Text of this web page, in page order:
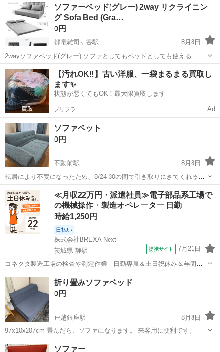
理解のある方よろしくお願い致します。 幅123センチ 全体の高さ約65
センチ 奥行き約70セン...
東京 三鷹市 ベッド
ソファーベッド(グレー) 2way リクライニン
グ Sofa Bed (Gra…
0円
都電雑司ヶ谷駅
8月8日
2wayソファベッド(グレー) ソファとしてもベッドとしても使える、リ
クライニング式のソファベッドです。 クッション2個付き。カバーは
取り外して洗濯可能です。 【サイズ】 ソファ時:幅130cm×奥行60cm×
高さ68c...
東京 豊島区 都電雑司ヶ谷駅 ベッド
【汚れOK‼️】古い洋服、一袋まるまる買取し
ます✨
状態が悪くてもOK！最大限買取します
プリフラ Ad
ソファベット
0円
不動前駅
8月8日
転居により不要になったため、8/24-30の間で引き取りにきてくれる方
を優先にお譲りします。 140×70cm
東京 品川区 不動前駅 ベッド
≪月収22万円・派遣社員≫電子部品系工場で
の機械操作・製造オペレーター 日勤
時給1,250円
日払い
株式会社BREXA Next
茨城県 静駅
提携サイト 7月21日
コネクタ製造工場の検査や測定作業！日勤専属＆土日祝休み＆年間休
日128日★クリーンルーム内作業★マイカー通勤OK＆無料駐車場あり
★就業先食堂利用可！日払い制度あり！《茨城県常陸大宮市》 人気の
工場のお仕事 ◇コネクタ製造工...
茨城 常陸大宮市
折り畳みソファベッド
0円
戸越銀座駅
8月8日
97x10x207cm 畳んだら、ソファになります。 来客用に便利です。
東京 品川区
ソファー